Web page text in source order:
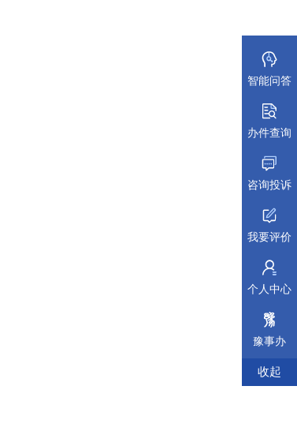
材料依据
智能问答
办件查询
咨询投诉
我要评价
个人中心
豫事办
收起